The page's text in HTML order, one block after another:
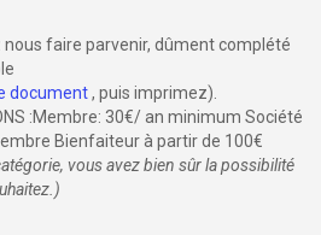
nous faire parvenir, dûment complété
document, puis imprimez).
:Membre: 30€/ an minimum Société
Bienfaiteur à partir de 100€
vous avez bien sûr la possibilité